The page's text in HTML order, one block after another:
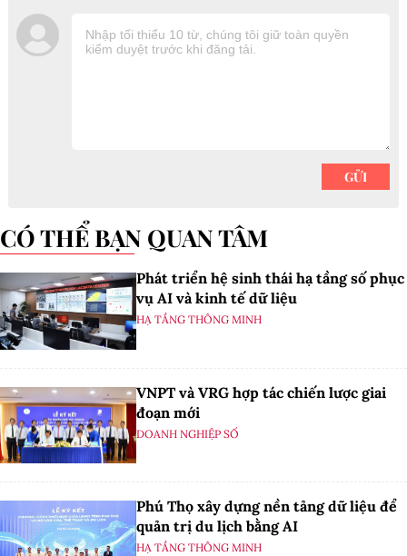
CÓ THỂ BẠN QUAN TÂM
Phát triển hệ sinh thái hạ tầng số phục
vụ AI và kinh tế dữ liệu
HẠ TẦNG THÔNG MINH
VNPT và VRG hợp tác chiến lược giai
đoạn mới
DOANH NGHIỆP SỐ
Phú Thọ xây dựng nền tảng dữ liệu để
quản trị du lịch bằng AI
HẠ TẦNG THÔNG MINH